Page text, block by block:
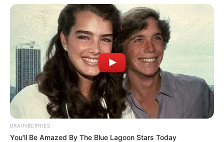
BRAINBERRIES
You'll Be Amazed By The Blue Lagoon Stars Today